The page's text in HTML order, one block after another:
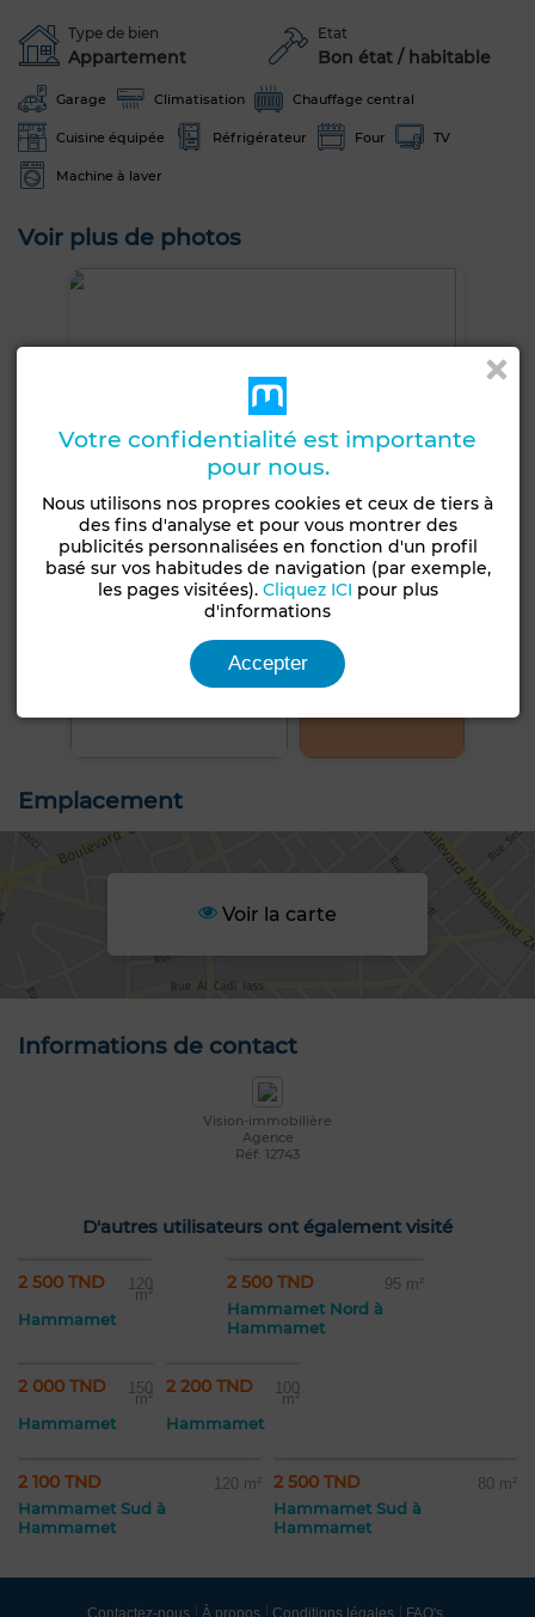
Type de bien
Appartement
Etat
Bon état / habitable
Garage Climatisation Chauffage central
Cuisine équipée Réfrigérateur Four TV
Machine à laver
Voir plus de photos
+5 PHOTOS
Emplacement
Voir la carte
Informations de contact
Vision-immobilière
Agence
Réf: 12743
D'autres utilisateurs ont également visité
2 500 TND 120
m²
Hammamet
2 500 TND 95 m²
Hammamet Nord à
Hammamet
2 000 TND 150
m²
Hammamet
2 200 TND 100
m²
Hammamet
2 100 TND 120 m²
Hammamet Sud à
Hammamet
2 500 TND 80 m²
Hammamet Sud à
Hammamet
Votre confidentialité est importante
pour nous.
Nous utilisons nos propres cookies et ceux de tiers à
des fins d'analyse et pour vous montrer des
publicités personnalisées en fonction d'un profil
basé sur vos habitudes de navigation (par exemple,
les pages visitées). Cliquez ICI pour plus
d'informations
Accepter